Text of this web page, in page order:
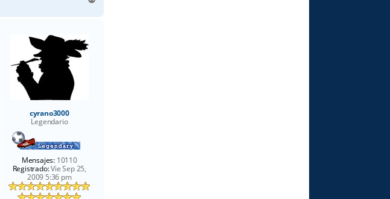
r
cyrano3000
Legendario
Mensajes: 10110
Registrado:Vie Sep 25,
2009 5:36 pm